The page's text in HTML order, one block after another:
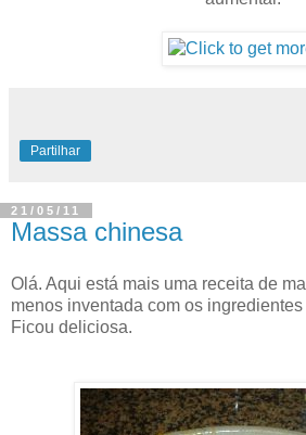
Partilhar
21/05/11
Massa chinesa
Olá. Aqui está mais uma receita de
menos inventada com os
Ficou deliciosa.